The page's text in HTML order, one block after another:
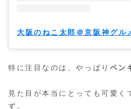
特に注目なのは、やっぱり ペン
見た目が本当にとっても可愛く
ず。